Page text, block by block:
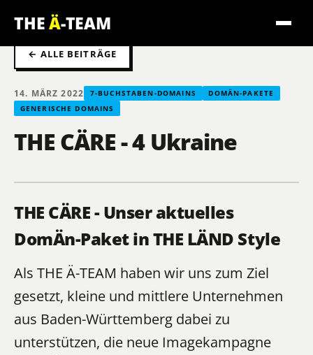
THEÄ-TEAM
← ALLE BEITRÄGE
14. MÄRZ 2022 7-BUCHSTABEN-DOMAINS
DOMÄN-PAKETE
GENERISCHE DOMAINS
THE CÄRE - 4 Ukraine
THE CÄRE - Unser aktuelles
DomÄn-Paket in THE LÄND Style
Als THE Ä-TEAM haben wir uns zum Ziel
gesetzt, kleine und mittlere Unternehmen
aus Baden-Württemberg dabei zu
unterstützen, die neue Imagekampagne